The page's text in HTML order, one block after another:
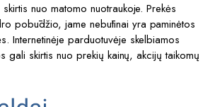
nuo matomo nuotraukoje. Prekės
pobūdžio, jame nebūtinai yra paminėtos
Internetinėje parduotuvėje skelbiamos
gali skirtis nuo prekių kainų, akcijų taikomų